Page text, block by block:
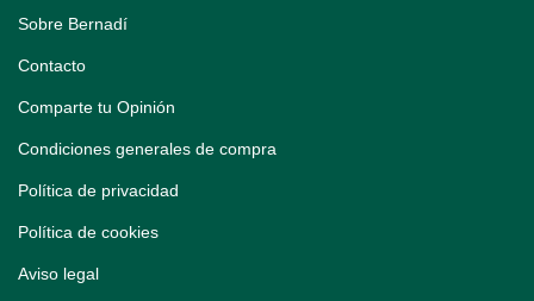
Sobre Bernadí
Contacto
Comparte tu Opinión
Condiciones generales de compra
Política de privacidad
Política de cookies
Aviso legal